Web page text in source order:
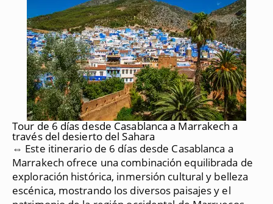
Tour de 6 días desde Casablanca a Marrakech a
través del desierto del Sahara
⇔ Este itinerario de 6 días desde Casablanca a
Marrakech ofrece una combinación equilibrada de
exploración histórica, inmersión cultural y belleza
escénica, mostrando los diversos paisajes y el